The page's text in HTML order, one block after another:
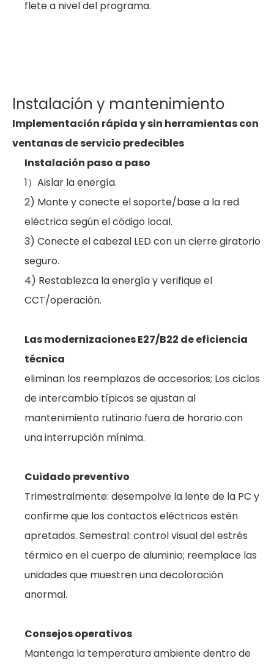
flete a nivel del programa.
Instalación y mantenimiento
Implementación rápida y sin herramientas con
ventanas de servicio predecibles
Instalación paso a paso
1）Aislar la energía.
2) Monte y conecte el soporte/base a la red
eléctrica según el código local.
3) Conecte el cabezal LED con un cierre giratorio
seguro.
4) Restablezca la energía y verifique el
CCT/operación.
Las modernizaciones E27/B22 de eficiencia
técnica
eliminan los reemplazos de accesorios; Los ciclos
de intercambio típicos se ajustan al
mantenimiento rutinario fuera de horario con
una interrupción mínima.
Cuidado preventivo
Trimestralmente: desempolve la lente de la PC y
confirme que los contactos eléctricos estén
apretados. Semestral: control visual del estrés
térmico en el cuerpo de aluminio; reemplace las
unidades que muestren una decoloración
anormal.
Consejos operativos
Mantenga la temperatura ambiente dentro de